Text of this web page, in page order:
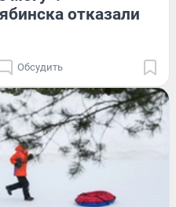
отказали
Обсудить